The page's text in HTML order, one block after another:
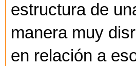
estructura de
manera muy
en relación a